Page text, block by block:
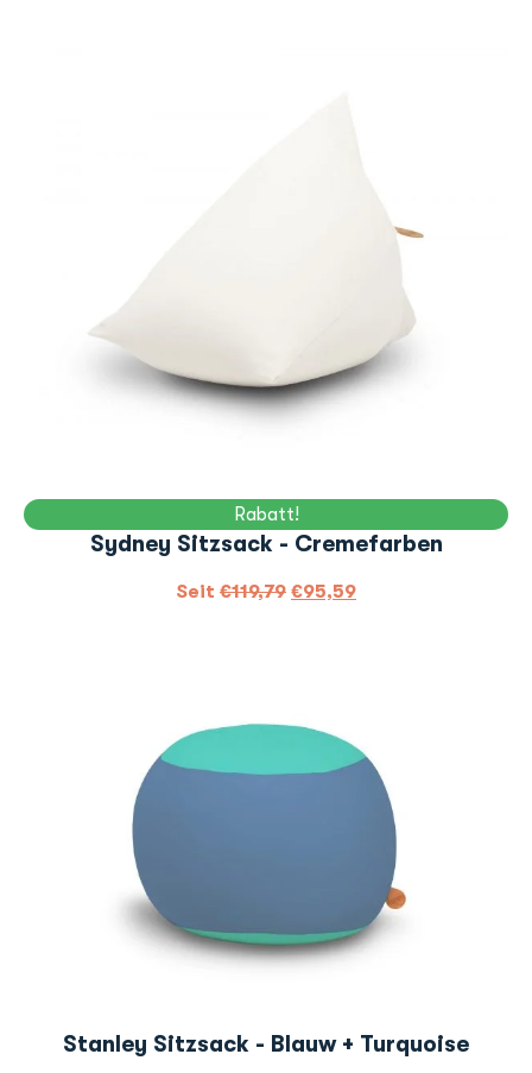
Rabatt!
Sydney Sitzsack - Cremefarben
Seit €119,79 €95,59
Stanley Sitzsack - Blauw + Turquoise